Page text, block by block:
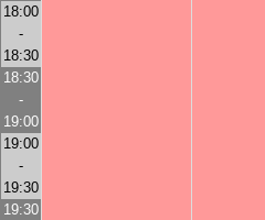
18:00
-
18:30
18:30
-
19:00
19:00
-
19:30
19:30